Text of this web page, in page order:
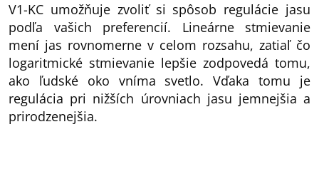
V1-KC umožňuje zvoliť si spôsob regulácie jasu
podľa vašich preferencií. Lineárne stmievanie
mení jas rovnomerne v celom rozsahu, zatiaľ čo
logaritmické stmievanie lepšie zodpovedá tomu,
ako ľudské oko vníma svetlo. Vďaka tomu je
regulácia pri nižších úrovniach jasu jemnejšia a
prirodzenejšia.